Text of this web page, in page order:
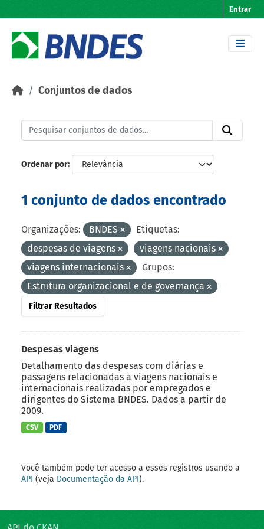
Entrar
Conjuntos de dados
Ordenar por
1 conjunto de dados encontrado
Organizações: BNDES
Etiquetas:
despesas de viagens
viagens nacionais
viagens internacionais
Grupos:
Estrutura organizacional e de governança
Filtrar Resultados
Despesas viagens
Detalhamento das despesas com diárias e
passagens relacionadas a viagens nacionais e
internacionais realizadas por empregados e
dirigentes do Sistema BNDES. Dados a partir de
2009.
CSV PDF
Você também pode ter acesso a esses registros usando a
API (veja Documentação da API).